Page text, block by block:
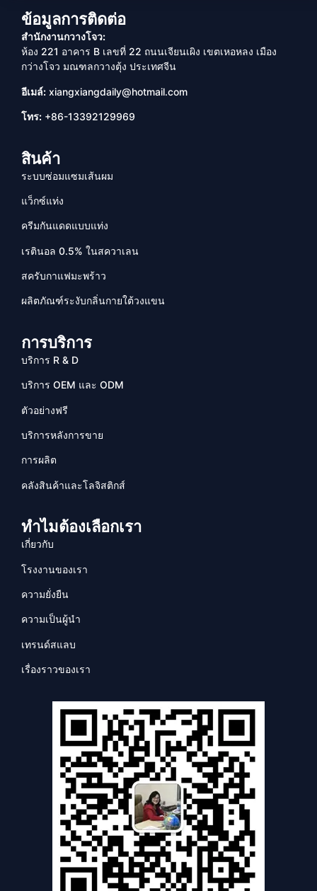
ข้อมูลการติดต่อ
สำนักงานกวางโจว:
ห้อง 221 อาคาร B เลขที่ 22 ถนนเจียนเผิง เขตเหอหลง เมือง
กว่างโจว มณฑลกวางตุ้ง ประเทศจีน
อีเมล์: xiangxiangdaily@hotmail.com
โทร: +86-13392129969
สินค้า
ระบบซ่อมแซมเส้นผม
แว็กซ์แท่ง
ครีมกันแดดแบบแท่ง
เรตินอล 0.5% ในสควาเลน
สครับกาแฟมะพร้าว
ผลิตภัณฑ์ระงับกลิ่นกายใต้วงแขน
การบริการ
บริการ R & D
บริการ OEM และ ODM
ตัวอย่างฟรี
บริการหลังการขาย
การผลิต
คลังสินค้าและโลจิสติกส์
ทำไมต้องเลือกเรา
เกี่ยวกับ
โรงงานของเรา
ความยั่งยืน
ความเป็นผู้นำ
เทรนด์สแลบ
เรื่องราวของเรา